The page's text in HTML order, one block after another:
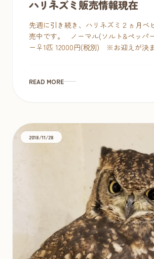
ハリネズミ販売情報現在
先週に引き続き、ハリネズミ２ヵ月ベ
売中です。 ノーマル(ソルト&ペッパ
ー♀️1匹 12000円(税別) ※お迎えが決
READ MORE
2018/11/28